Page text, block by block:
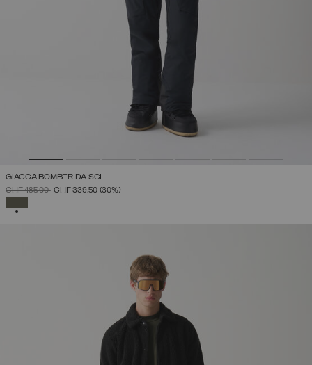
GIACCA BOMBER DA SCI
PREZZO RIDOTTO DA
CHF 485,00ACHF 339,50 (30%)